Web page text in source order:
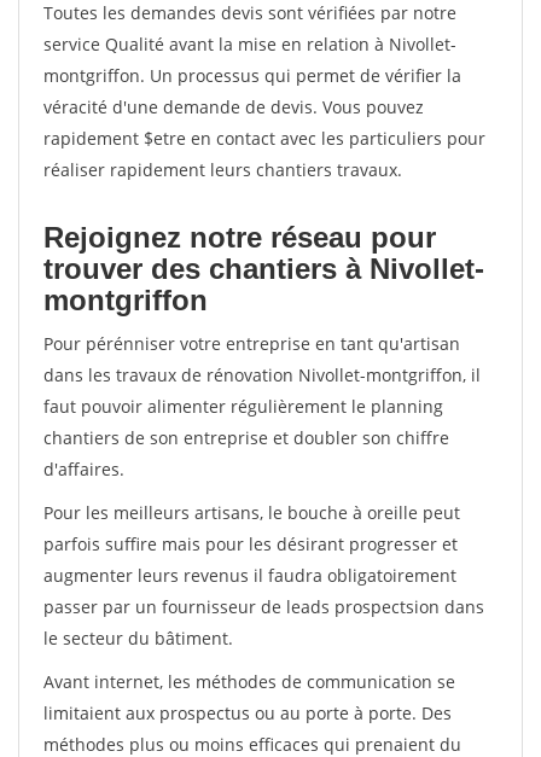
Toutes les demandes devis sont vérifiées par notre
service Qualité avant la mise en relation à Nivollet-
montgriffon. Un processus qui permet de vérifier la
véracité d'une demande de devis. Vous pouvez
rapidement $etre en contact avec les particuliers pour
réaliser rapidement leurs chantiers travaux.
Rejoignez notre réseau pour
trouver des chantiers à Nivollet-
montgriffon
Pour pérénniser votre entreprise en tant qu'artisan
dans les travaux de rénovation Nivollet-montgriffon, il
faut pouvoir alimenter régulièrement le planning
chantiers de son entreprise et doubler son chiffre
d'affaires.
Pour les meilleurs artisans, le bouche à oreille peut
parfois suffire mais pour les désirant progresser et
augmenter leurs revenus il faudra obligatoirement
passer par un fournisseur de leads prospectsion dans
le secteur du bâtiment.
Avant internet, les méthodes de communication se
limitaient aux prospectus ou au porte à porte. Des
méthodes plus ou moins efficaces qui prenaient du